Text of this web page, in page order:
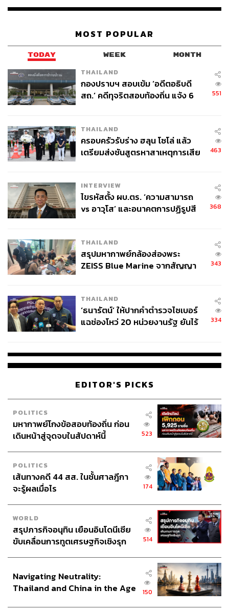
MOST POPULAR
TODAY WEEK MONTH
THAILAND
กองปราบฯ สอบเข้ม ‘อดีตอธิบดี
สถ.’ คดีทุจริตสอบท้องถิ่น แจ้ง 6
551
THAILAND
ครอบครัวรับร่าง ฮลุน โซโล่ แล้ว
เตรียมส่งชันสูตรหาสาเหตุการเสีย
463
INTERVIEW
ไขรหัสตั้ง ผบ.ตร. ‘ความสามารถ
vs อาวุโส’ และอนาคตการปฏิรูปสี
368
THAILAND
สรุปมหากาพย์กล้องส่องพระ
ZEISS Blue Marine จากสัญญา
จ่ายหนี้-แอบระบุแบรนด์
343
THAILAND
‘ธนารัตน์’ ให้ปากคำตำรวจไซเบอร์
แฉช่องโหว่ 20 หน่วยงานรัฐ ยันไร้
334
EDITOR'S PICKS
POLITICS
มหากาพย์โกงข้อสอบท้องถิ่น ก่อน
เดินหน้าสู่จุดจบในสัปดาห์นี้
523
POLITICS
เส้นทางคดี 44 สส. ในชั้นศาลฎีกา
จะรู้ผลเมื่อไร
174
WORLD
สรุปภารกิจอนุทิน เยือนอินโดนีเซีย
ขับเคลื่อนการทูตเศรษฐกิจเชิงรุก
514
Navigating Neutrality:
Thailand and China in the Age
150